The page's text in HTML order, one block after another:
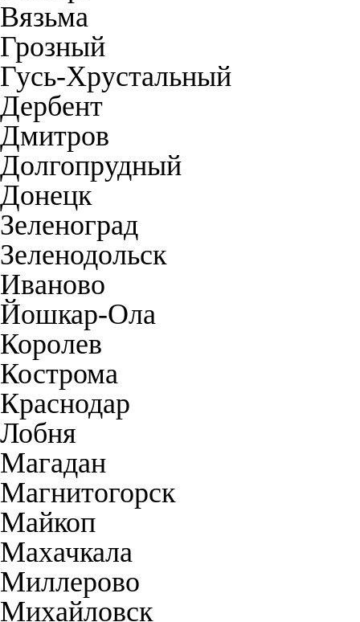
Вязьма
Грозный
Гусь-Хрустальный
Дербент
Дмитров
Долгопрудный
Донецк
Зеленоград
Зеленодольск
Иваново
Йошкар-Ола
Королев
Кострома
Краснодар
Лобня
Магадан
Магнитогорск
Майкоп
Махачкала
Миллерово
Михайловск